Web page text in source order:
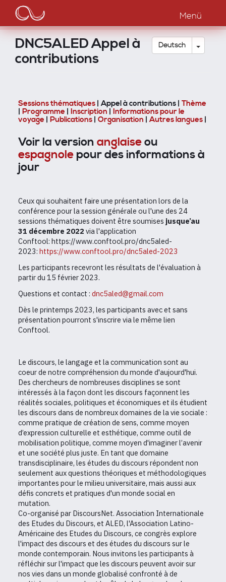
Direkt
Inhalt
Main
navigation
Menü
Deutsch
DNC5ALED Appel à
contributions
Sessions thématiques | Appel à contributions Thème
Programme Inscription
Informations pour le
voyage
Publications Organisation |Autres langues
Voir la version anglaiseou
espagnole pour des informations à
jour
Ceux qui souhaitent faire une présentation lors de la
conférence pour la session générale ou l'une des 24
sessions thématiques doivent être soumises jusque’au
31 décembre 2022 via l'application
Conftool: https://www.conftool.pro/dnc5aled-
2023: https://www.conftool.pro/dnc5aled-2023
Les participants recevront les résultats de l'évaluation à
partir du 15 février 2023.
Questions et contact : dnc5aled@gmail.com
Dès le printemps 2023, les participants avec et sans
présentation pourront s'inscrire via le même lien
Conftool.
Le discours, le langage et la communication sont au
coeur de notre compréhension du monde d'aujourd'hui.
Des chercheurs de nombreuses disciplines se sont
intéressés à la façon dont les discours façonnent les
réalités sociales, politiques et économiques et ils étudient
les discours dans de nombreux domaines de la vie sociale :
comme pratique de création de sens, comme moyen
d’expression culturelle et esthétique, comme outil de
mobilisation politique, comme moyen d'imaginer l’avenir
et une société plus juste. En tant que domaine
transdisciplinaire, les études du discours répondent non
seulement aux questions théoriques et méthodologiques
importantes pour le milieu universitaire, mais aussi aux
défis concrets et pratiques d'un monde social en
mutation.
Co-organisé par DiscoursNet. Association Internationale
des Etudes du Discours, et ALED, l'Association Latino-
Américaine des Etudes du Discours, ce congrès explore
l'impact des discours et des études du discours sur le
monde contemporain. Nous invitons les participants à
réfléchir sur l'impact que les discours peuvent avoir sur
nos vies dans un monde globalisé confronté à de